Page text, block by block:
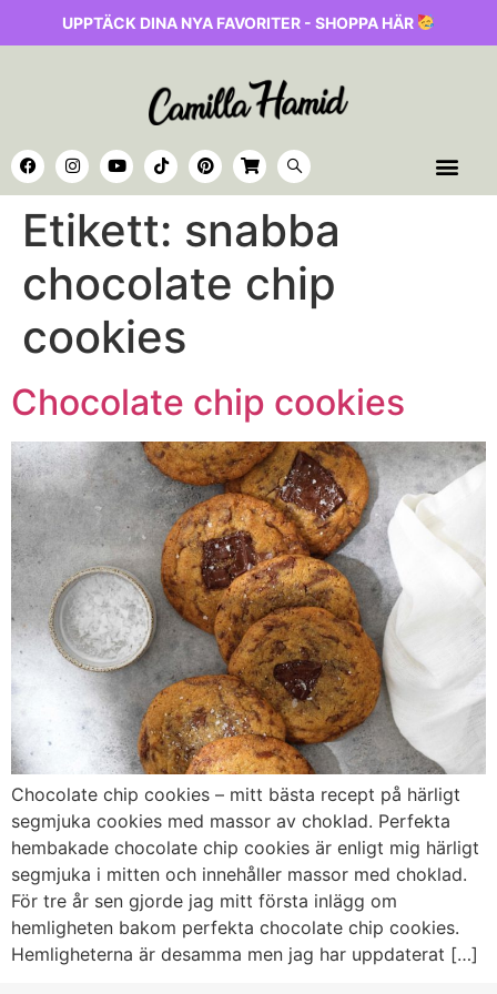
UPPTÄCK DINA NYA FAVORITER - SHOPPA HÄR
Etikett: snabba
chocolate chip
cookies
Chocolate chip cookies
Chocolate chip cookies – mitt bästa recept på härligt
segmjuka cookies med massor av choklad. Perfekta
hembakade chocolate chip cookies är enligt mig härligt
segmjuka i mitten och innehåller massor med choklad.
För tre år sen gjorde jag mitt första inlägg om
hemligheten bakom perfekta chocolate chip cookies.
Hemligheterna är desamma men jag har uppdaterat […]